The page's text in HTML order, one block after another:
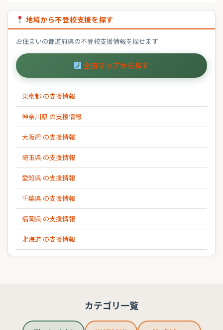
地域から不登校支援を探す
お住まいの都道府県の不登校支援情報を探せます
全国マップから探す
東京都 の支援情報
神奈川県 の支援情報
大阪府 の支援情報
埼玉県 の支援情報
愛知県 の支援情報
千葉県 の支援情報
福岡県 の支援情報
北海道 の支援情報
カテゴリ一覧